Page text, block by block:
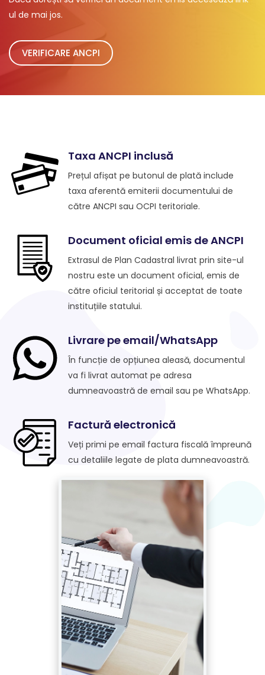
ul de mai jos.
VERIFICARE ANCPI
Taxa ANCPI inclusă
Prețul afișat pe butonul de plată include
taxa aferentă emiterii documentului de
către ANCPI sau OCPI teritoriale.
Document oficial emis de ANCPI
Extrasul de Plan Cadastral livrat prin site-ul
nostru este un document oficial, emis de
către oficiul teritorial și acceptat de toate
instituțiile statului.
Livrare pe email/WhatsApp
În funcție de opțiunea aleasă, documentul
va fi livrat automat pe adresa
dumneavoastră de email sau pe WhatsApp.
Factură electronică
Veți primi pe email factura fiscală împreună
cu detaliile legate de plata dumneavoastră.